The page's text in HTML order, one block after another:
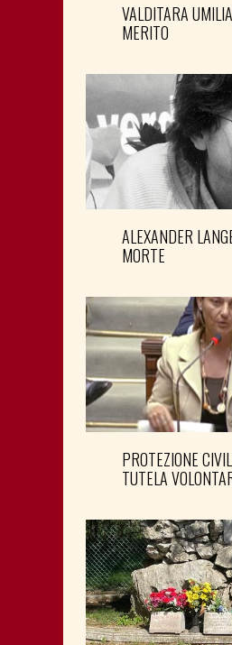
VALDITARA
MERITO
ALEXANDER
MORTE
PROTEZIONE
TUTELA